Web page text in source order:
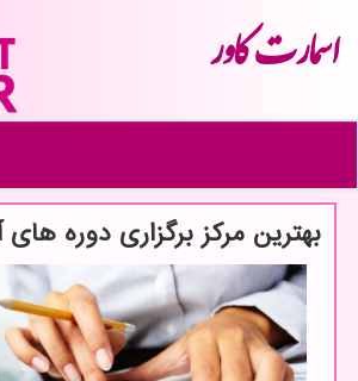
اسمارت كاور
بهترین مركز برگزاری دوره